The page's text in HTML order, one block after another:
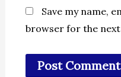
Save my name,
browser for the